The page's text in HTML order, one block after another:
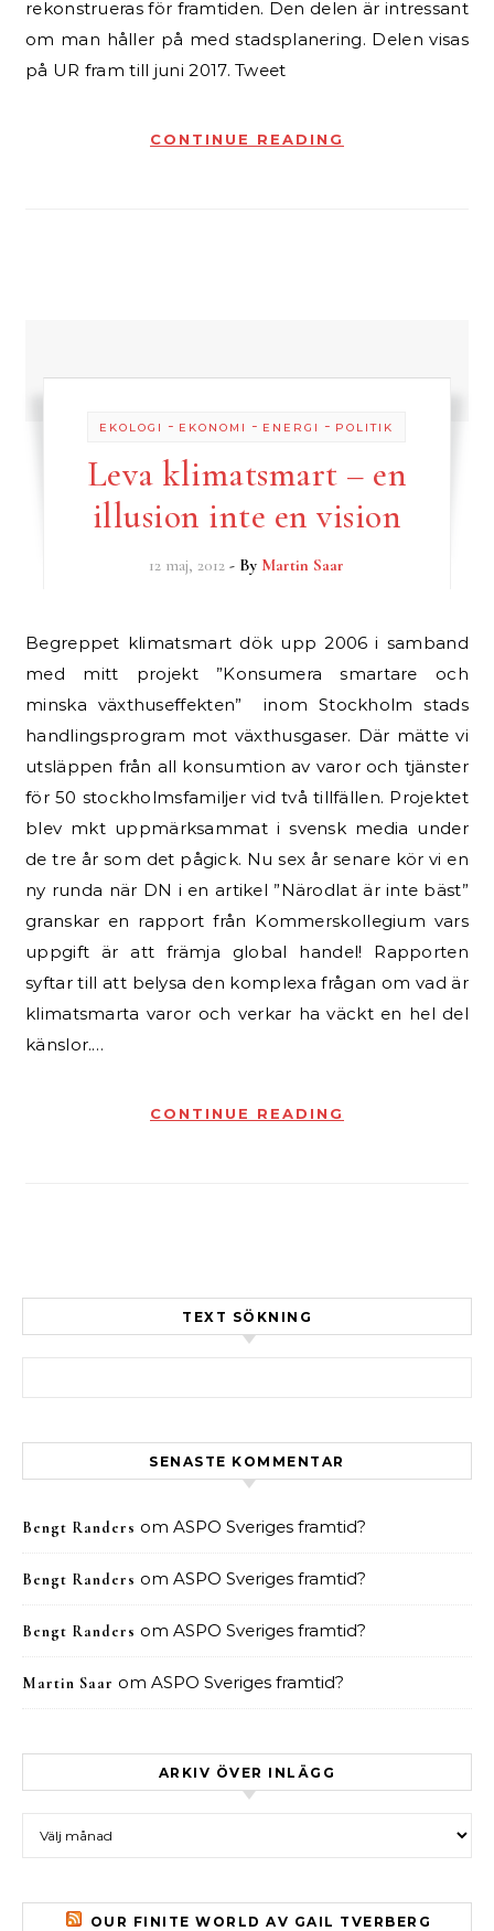
rekonstrueras för framtiden. Den delen är intressant
om man håller på med stadsplanering. Delen visas
på UR fram till juni 2017. Tweet
CONTINUE READING
EKOLOGI - EKONOMI - ENERGI - POLITIK
Leva klimatsmart – en
illusion inte en vision
12 maj, 2012 - By Martin Saar
Begreppet klimatsmart dök upp 2006 i samband
med mitt projekt ”Konsumera smartare och
minska växthuseffekten” inom Stockholm stads
handlingsprogram mot växthusgaser. Där mätte vi
utsläppen från all konsumtion av varor och tjänster
för 50 stockholmsfamiljer vid två tillfällen. Projektet
blev mkt uppmärksammat i svensk media under
de tre år som det pågick. Nu sex år senare kör vi en
ny runda när DN i en artikel ”Närodlat är inte bäst”
granskar en rapport från Kommerskollegium vars
uppgift är att främja global handel! Rapporten
syftar till att belysa den komplexa frågan om vad är
klimatsmarta varor och verkar ha väckt en hel del
känslor.…
CONTINUE READING
TEXT SÖKNING
SENASTE KOMMENTAR
Bengt Randers om ASPO Sveriges framtid?
Bengt Randers om ASPO Sveriges framtid?
Bengt Randers om ASPO Sveriges framtid?
Martin Saar om ASPO Sveriges framtid?
ARKIV ÖVER INLÄGG
OUR FINITE WORLD AV GAIL TVERBERG